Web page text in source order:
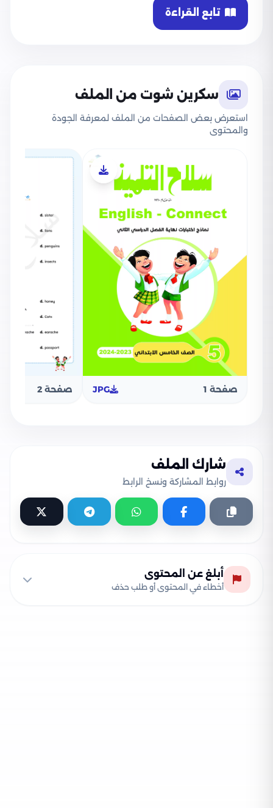
تابع القراءة
سكرين شوت من الملف
استعرض بعض الصفحات من الملف لمعرفة الجودة
والمحتوى
صفحة 1 JPG صفحة 2
شارك الملف
روابط المشاركة ونسخ الرابط
أبلغ عن المحتوى
أخطاء في المحتوى أو طلب حذف